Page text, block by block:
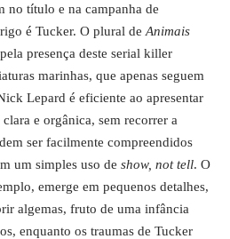
no título e na campanha de
é Tucker. O plural de Animais
presença deste serial killer
marinhas, que apenas seguem
Lepard é eficiente ao apresentar
e orgânica, sem recorrer a
ser facilmente compreendidos
um simples uso de show, not tell. O
emerge em pequenos detalhes,
algemas, fruto de uma infância
enquanto os traumas de Tucker